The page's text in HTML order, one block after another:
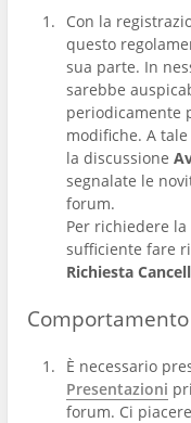
Con la
questo
sua parte. In
sarebbe
periodicamente
modifiche. A
la discussione
segnalate le
forum.
Per richiedere
sufficiente fare
Richiesta
È necessario
Presentazioni
forum. Ci